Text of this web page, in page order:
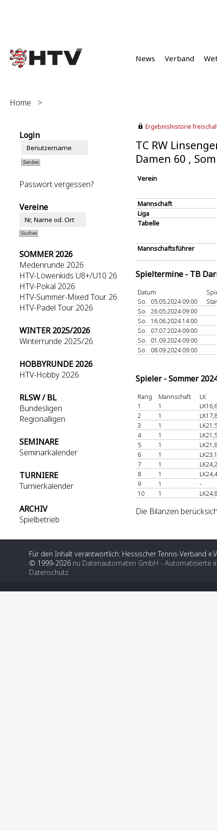
News Verband
Home >
Login
Passwort vergessen?
Vereine
SOMMER 2026
Medenrunde 2026
HTV-Löwenkids U8+/U10 26
HTV-Pokal 2026
HTV-Summer-Mixed Tour 26
HTV-Padel Tour 2026
WINTER 2025/2026
Winterrunde 2025/26
HOBBYRUNDE 2026
HTV-Hobby 2026
RLSW / BL
Bundesligen
Regionalligen
SEMINARE
Seminarkalender
TURNIERE
Turnierkalender
ARCHIV
Spielbetrieb
Ergebnishistorie
TC RW
Damen 60 ,
Verein
Mannschaft
Liga
Tabelle
Mannschaftsführer
Spieltermine - TB
Datum
So. 05.05.2024 09:00
So. 26.05.2024 09:00
So. 16.06.2024 14:00
So. 07.07.2024 09:00
So. 01.09.2024 09:00
So. 08.09.2024 09:00
Spieler - Sommer
Rang Mannschaft
LK
1
1
LK16,6
2
1
LK17,8
3
1
LK21,5
4
1
LK21,5
5
1
LK21,8
6
1
LK23,1
7
1
LK24,2
8
1
LK24,4
9
1
-
10
1 LK24,8
Die Bilanzen
Für den Inhalt verantwortlich: Hessischer Tennis-Verband
© 1999-2026 nu Datenautomaten GmbH - Automatisierte
Datenschutz